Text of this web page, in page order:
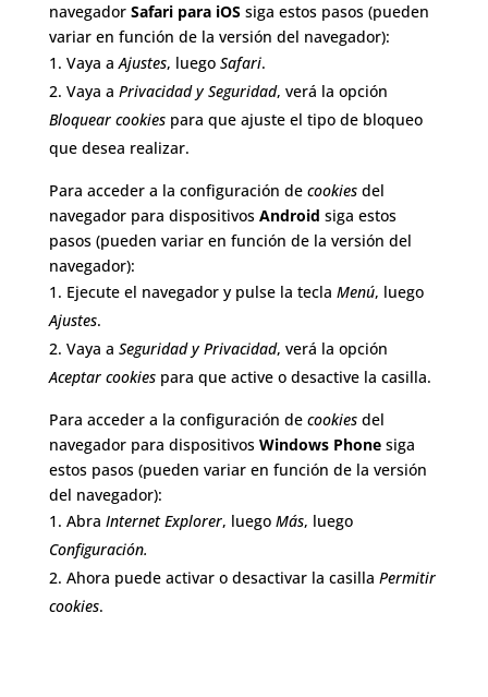
navegador Safari para iOSsiga estos pasos (pueden
variar en función de la versión del navegador):
Vaya aAjustes, luego Safari.
Vaya a Privacidad y Seguridad, verá la opción
Bloquear cookiespara que ajuste el tipo de bloqueo
que desea realizar.
Para acceder a la configuración de cookiesdel
navegador para dispositivos Android siga estos
pasos (pueden variar en función de la versión del
navegador):
Ejecute el navegador y pulse la tecla Menú, luego
Ajustes.
Vaya a Seguridad y Privacidad, verá la opción
Aceptar cookiespara que active o desactive la casilla.
Para acceder a la configuración de cookiesdel
navegador para dispositivos Windows Phonesiga
estos pasos (pueden variar en función de la versión
del navegador):
Abra Internet Explorer, luego Más, luego
Configuración.
Ahora puede activar o desactivar la casilla Permitir
cookies.